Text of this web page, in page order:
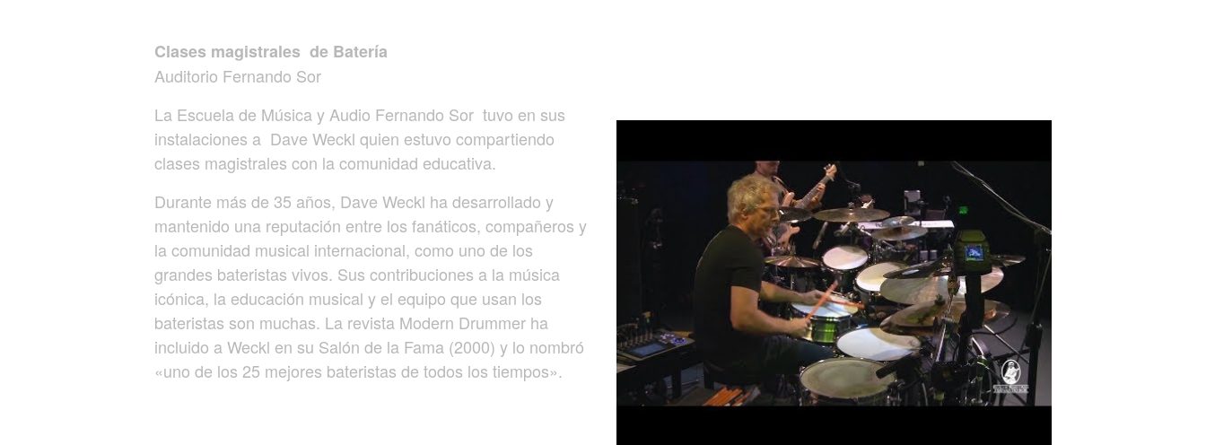
Clases magistrales de Batería
Auditorio Fernando Sor
La Escuela de Música y Audio Fernando Sor tuvo en sus
instalaciones a Dave Weckl quien estuvo compartiendo
clases magistrales con la comunidad educativa.
Durante más de 35 años, Dave Weckl ha desarrollado y
mantenido una reputación entre los fanáticos, compañeros y
la comunidad musical internacional, como uno de los
grandes bateristas vivos. Sus contribuciones a la música
icónica, la educación musical y el equipo que usan los
bateristas son muchas. La revista Modern Drummer ha
incluido a Weckl en su Salón de la Fama (2000) y lo nombró
«uno de los 25 mejores bateristas de todos los tiempos».